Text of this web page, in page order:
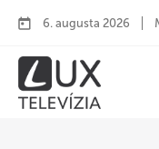
6. augusta 2026